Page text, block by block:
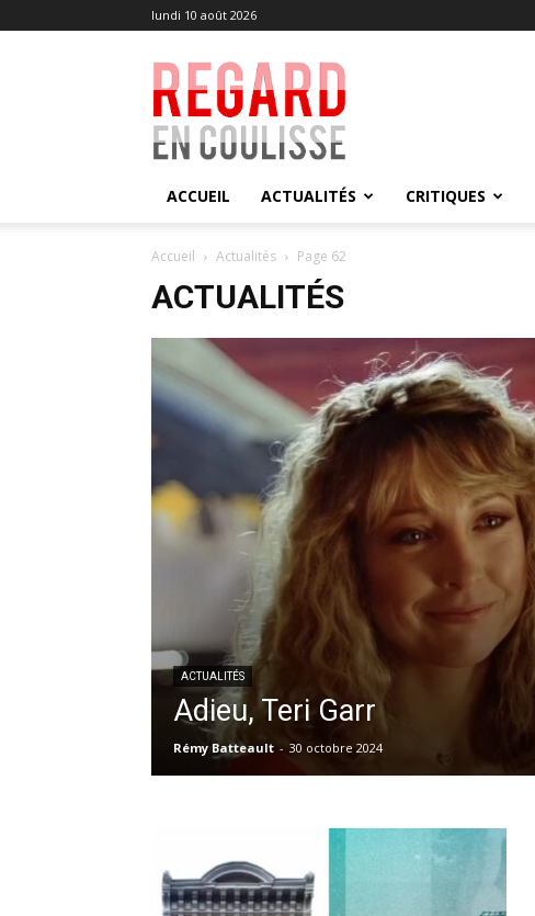
lundi 10 août 2026
Regard
en
Coulisse
ACCUEIL ACTUALITÉS CRITIQUES
Accueil Actualités Page 62
ACTUALITÉS
ACTUALITÉS
Adieu, Teri Garr
Rémy Batteault - 30 octobre 2024